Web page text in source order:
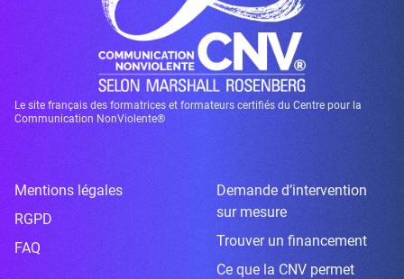
Le site français des formatrices et formateurs certifiés du Centre pour la
Communication NonViolente®
Mentions légales
RGPD
FAQ
Demande d’intervention
sur mesure
Trouver un financement
Ce que la CNV permet